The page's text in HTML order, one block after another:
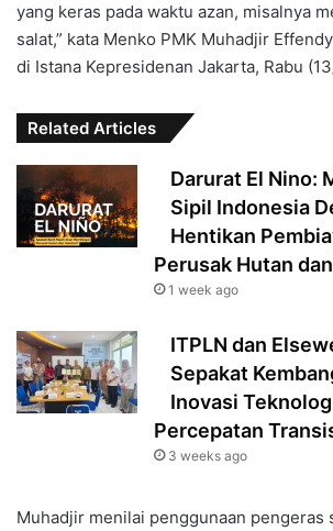
yang keras pada waktu azan, misalnya
salat,” kata Menko PMK Muhadjir
di Istana Kepresidenan Jakarta, Rabu
Related Articles
Darurat El Nino:
Sipil Indonesia
Hentikan
Perusak Hutan
1 week ago
ITPLN dan
Sepakat
Inovasi
Percepatan
3 weeks ago
Muhadjir menilai penggunaan pengeras